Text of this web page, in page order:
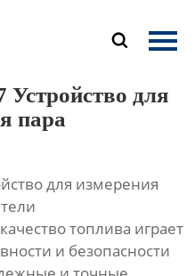

для
пара
для измерения
топлива играет
и безопасности